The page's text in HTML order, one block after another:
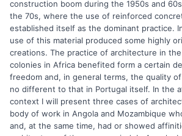
construction boom during the 1950s and
the 70s, where the use of reinforced
established itself as the dominant practice.
use of this material produced some highly
creations. The practice of architecture in
colonies in Africa benefited form a certain
freedom and, in general terms, the quality
no different to that in Portugal itself. In the
context I will present three cases of
body of work in Angola and Mozambique
and, at the same time, had or showed